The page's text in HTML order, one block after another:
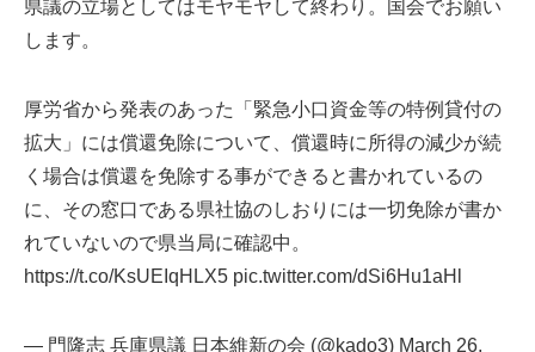
県議の立場としてはモヤモヤして終わり。国会でお願い
します。
厚労省から発表のあった「緊急小口資金等の特例貸付の
拡大」には償還免除について、償還時に所得の減少が続
く場合は償還を免除する事ができると書かれているの
に、その窓口である県社協のしおりには一切免除が書か
れていないので県当局に確認中。
https://t.co/KsUEIqHLX5 pic.twitter.com/dSi6Hu1aHl
— 門隆志 兵庫県議 日本維新の会 (@kado3) March 26,